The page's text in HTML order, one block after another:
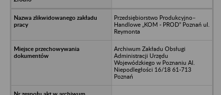
Przedsiębiorstwo Produkcyjno–
Handlowe „KOM - PROD” Poznań ul.
Reymonta
Archiwum Zakładu Obsługi
Administracji Urzędu
Wojewódzkiego w Poznaniu Al.
Niepodległości 16/18 61-713
Poznań